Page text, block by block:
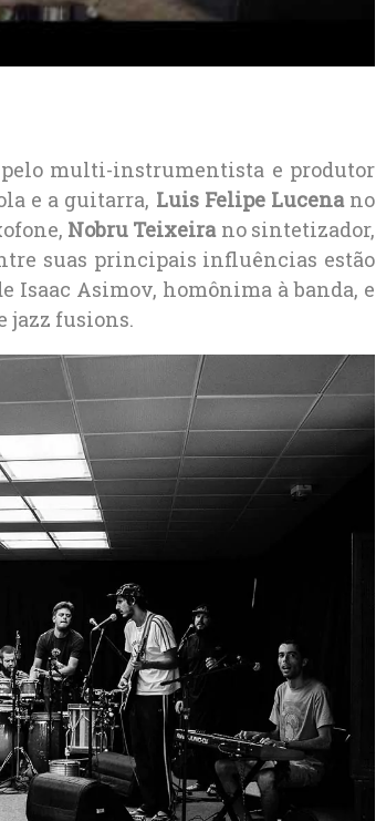
multi-instrumentista e produtor
e a guitarra, Luis Felipe Lucenano
Nobru Teixeirano sintetizador,
suas principais influências estão
Isaac Asimov, homônima à banda, e
jazz fusions.